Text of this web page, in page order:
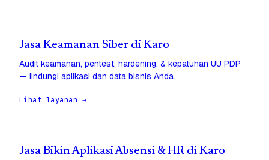
Jasa Keamanan Siber di Karo
Audit keamanan, pentest, hardening, & kepatuhan UU PDP
— lindungi aplikasi dan data bisnis Anda.
Lihat layanan →
Jasa Bikin Aplikasi Absensi & HR di Karo